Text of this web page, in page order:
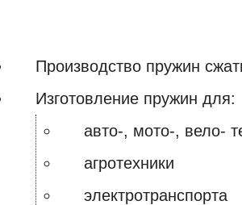
Производство пружин
Изготовление пружин для:
авто-, мото-, вело-
агротехники
электротранспорта